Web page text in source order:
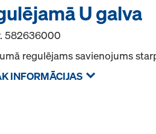
U galva
582636000
regulējams savienojums
INFORMĀCIJAS